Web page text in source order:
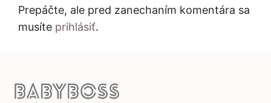
Prepáčte, ale pred zanechaním komentára sa
musíte prihlásiť.